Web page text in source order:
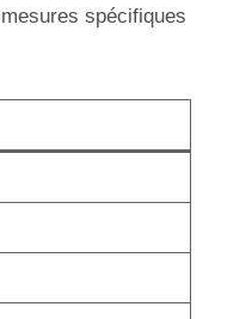
spécifiques